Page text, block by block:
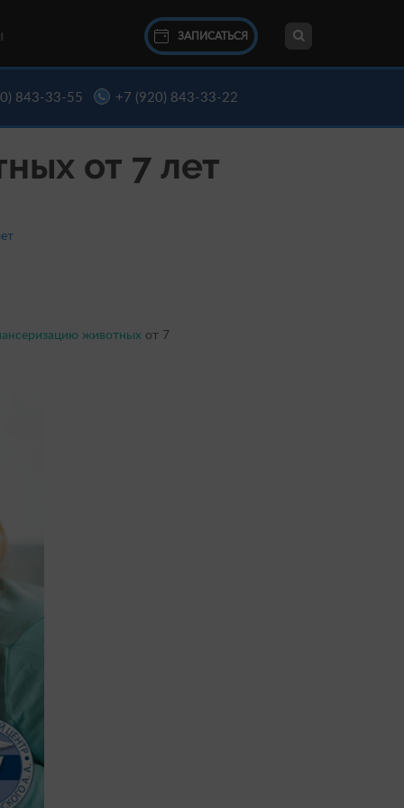
ЗАПИСАТЬСЯ
843-33-55 +7 (920) 843-33-22
от 7 лет
животных от 7